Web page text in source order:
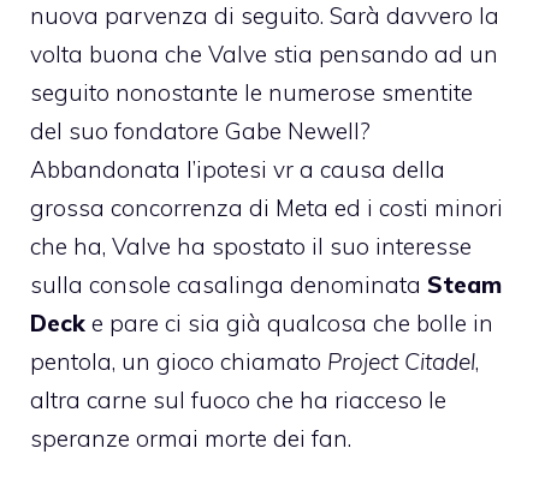
nuova parvenza di seguito. Sarà davvero la
volta buona che Valve stia pensando ad un
seguito nonostante le numerose smentite
del suo fondatore Gabe Newell?
Abbandonata l’ipotesi vr a causa della
grossa concorrenza di Meta ed i costi minori
che ha, Valve ha spostato il suo interesse
sulla console casalinga denominata Steam
Deck e pare ci sia già qualcosa che bolle in
pentola, un gioco chiamato Project Citadel,
altra carne sul fuoco che ha riacceso le
speranze ormai morte dei fan.